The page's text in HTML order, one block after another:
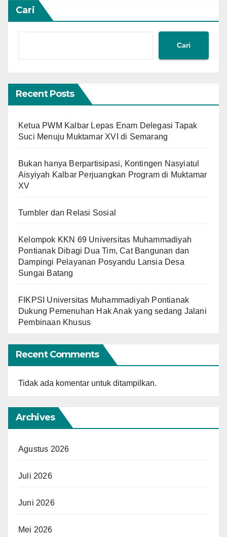
Cari
Cari
Recent Posts
Ketua PWM Kalbar Lepas Enam Delegasi Tapak
Suci Menuju Muktamar XVI di Semarang
Bukan hanya Berpartisipasi, Kontingen Nasyiatul
Aisyiyah Kalbar Perjuangkan Program di Muktamar
XV
Tumbler dan Relasi Sosial
Kelompok KKN 69 Universitas Muhammadiyah
Pontianak Dibagi Dua Tim, Cat Bangunan dan
Dampingi Pelayanan Posyandu Lansia Desa
Sungai Batang
FIKPSI Universitas Muhammadiyah Pontianak
Dukung Pemenuhan Hak Anak yang sedang Jalani
Pembinaan Khusus
Recent Comments
Tidak ada komentar untuk ditampilkan.
Archives
Agustus 2026
Juli 2026
Juni 2026
Mei 2026